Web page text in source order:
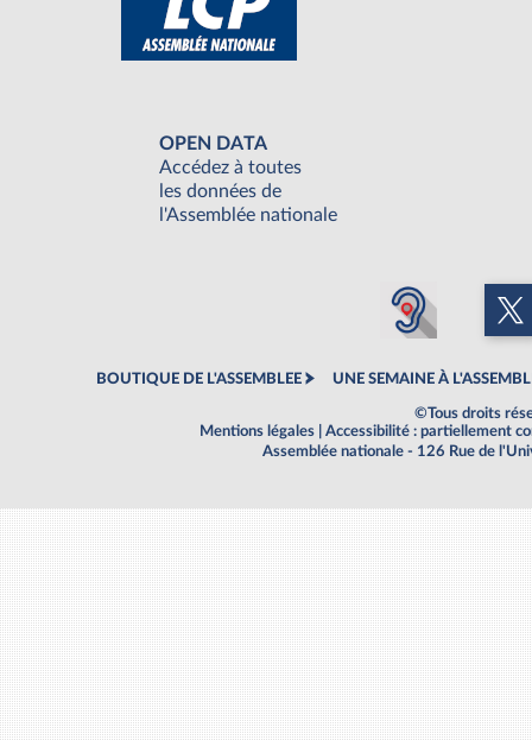
OPEN DATA
Accédez à toutes
les données de
l'Assemblée nationale
BOUTIQUE DE L'ASSEMBLEE UNE SEMAINE À
©Tous droits
Mentions légales
Accessibilité : partiellement
Assemblée nationale - 126 Rue de